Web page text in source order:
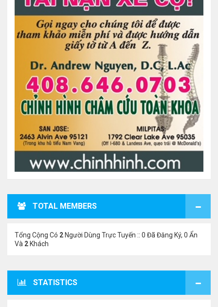
TOTAL MEMBERS
Tổng Cộng Có 2 Người Dùng Trực Tuyến :: 0 Đã Đăng Ký, 0 Ẩn
Và 2 Khách
STATISTICS